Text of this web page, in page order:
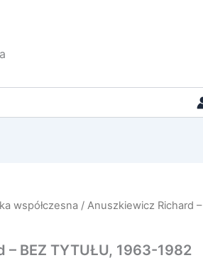
współczesna / Anuszkiewicz Richard –
BEZ TYTUŁU, 1963-1982